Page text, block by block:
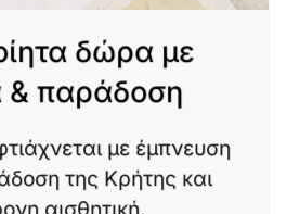
δώρα με
& παράδοση
με έμπνευση
της Κρήτης και